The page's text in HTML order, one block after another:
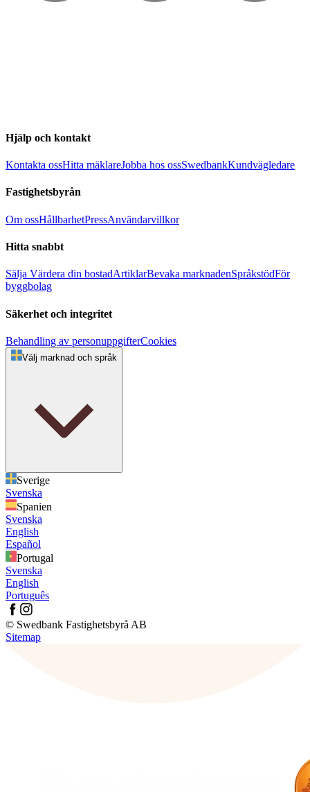
Hjälp och kontakt
Kontakta ossHitta mäklareJobba hos ossSwedbankKundvägledare
Fastighetsbyrån
Om ossHållbarhetPressAnvändarvillkor
Hitta snabbt
Sälja Värdera din bostadArtiklarBevaka marknadenSpråkstödFör
byggbolag
Säkerhet och integritet
Behandling av personuppgifterCookies
Välj marknad och språk
Sverige
Svenska
Spanien
Svenska
English
Español
Portugal
Svenska
English
Português
© Swedbank Fastighetsbyrå AB
Sitemap